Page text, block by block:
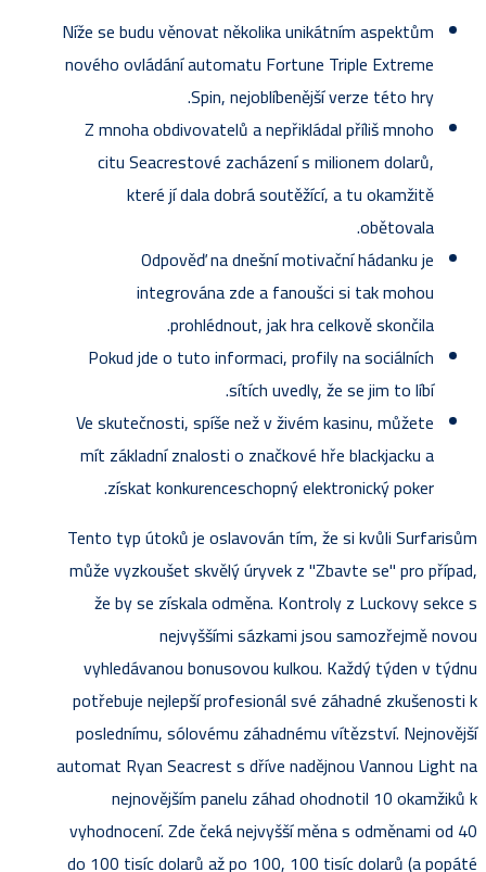
Níže se budu věnovat několika unikátním aspektům
nového ovládání automatu Fortune Triple Extreme
Spin, nejoblíbenější verze této hry.
Z mnoha obdivovatelů a nepřikládal příliš mnoho
citu Seacrestové zacházení s milionem dolarů,
které jí dala dobrá soutěžící, a tu okamžitě
obětovala.
Odpověď na dnešní motivační hádanku je
integrována zde a fanoušci si tak mohou
prohlédnout, jak hra celkově skončila.
Pokud jde o tuto informaci, profily na sociálních
sítích uvedly, že se jim to líbí.
Ve skutečnosti, spíše než v živém kasinu, můžete
mít základní znalosti o značkové hře blackjacku a
získat konkurenceschopný elektronický poker.
Tento typ útoků je oslavován tím, že si kvůli Surfarisům
může vyzkoušet skvělý úryvek z "Zbavte se" pro případ,
že by se získala odměna. Kontroly z Luckovy sekce s
nejvyššími sázkami jsou samozřejmě novou
vyhledávanou bonusovou kulkou. Každý týden v týdnu
potřebuje nejlepší profesionál své záhadné zkušenosti k
poslednímu, sólovému záhadnému vítězství. Nejnovější
automat Ryan Seacrest s dříve nadějnou Vannou Light na
nejnovějším panelu záhad ohodnotil 10 okamžiků k
vyhodnocení. Zde čeká nejvyšší měna s odměnami od 40
do 100 tisíc dolarů až po 100, 100 tisíc dolarů (a popáté